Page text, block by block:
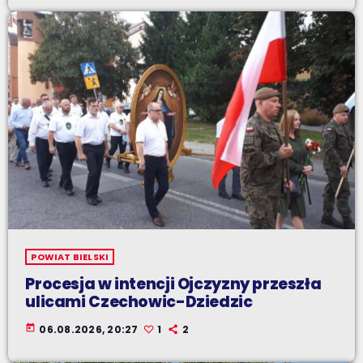
POWIAT BIELSKI
Procesja w intencji Ojczyzny przeszła
ulicami Czechowic-Dziedzic
today 06.08.2026, 20:27 1 2